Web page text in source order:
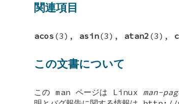
関連項目
acos (3), asin(3), atan2 (3),
この文書について
この man ページは Linux man-